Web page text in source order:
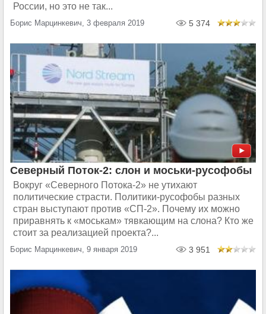
России, но это не так...
Борис Марцинкевич, 3 февраля 2019 5 374
Северный Поток-2: слон и моськи-русофобы
Вокруг «Северного Потока-2» не утихают
политические страсти. Политики-русофобы разных
стран выступают против «СП-2». Почему их можно
приравнять к «моськам» тявкающим на слона? Кто же
стоит за реализацией проекта?...
Борис Марцинкевич, 9 января 2019 3 951